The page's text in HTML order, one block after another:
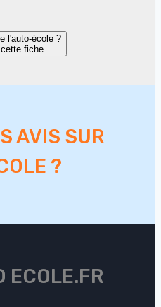
l'auto-école ?
fiche
AVIS SUR
?
ECOLE.FR